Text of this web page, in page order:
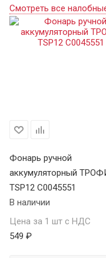
Смотреть все
Фонарь ручной
аккумуляторный
TSP12 C0045551
В наличии
Цена за 1 шт с НДС
549 ₽